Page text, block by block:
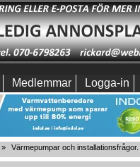
Medlemmar Logga-in
» Värmepumpar och installationsfrågor.